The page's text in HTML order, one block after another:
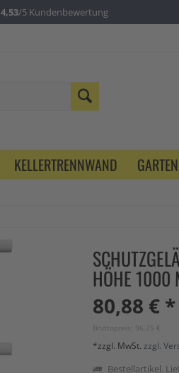
4,53/5 Kundenbewertung
KELLERTRENNWAND
HÖHE 1000
80,88 € *
Bruttopreis: 96,25 €
*zzgl. MwSt. zzgl.
Bestellartikel.